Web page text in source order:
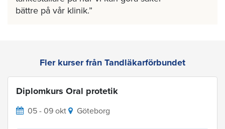
bättre på vår klinik.
Fler kurser från Tandläkarförbundet
Diplomkurs Oral protetik
05 - 09 okt Göteborg